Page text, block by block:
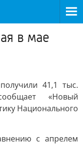
в мае
41,1 тыс.
«Новый
Национального
с апрелем